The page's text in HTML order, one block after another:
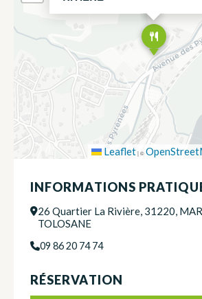
Leaflet|©
INFORMATIONS
26 Quartier La Rivière, 31220,
TOLOSANE
09 86 20 74 74
RÉSERVATION